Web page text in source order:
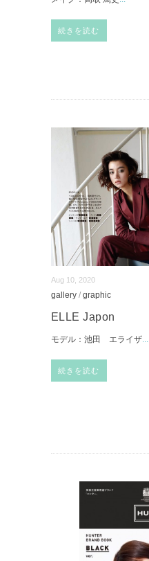
続きを読む
Aug 10, 2020
gallery / graphic
ELLE Japon
モデル：池田 エライザ...
続きを読む